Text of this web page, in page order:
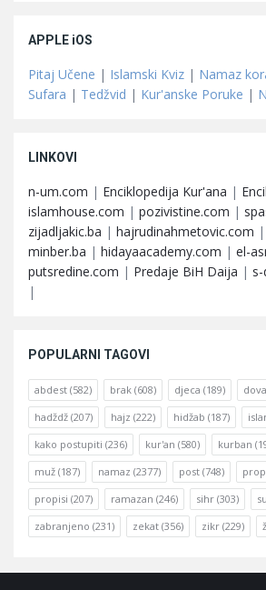
APPLE iOS
Pitaj Učene | Islamski Kviz | Namaz
Sufara | Tedžvid | Kur'anske Poruke |
LINKOVI
n-um.com | Enciklopedija Kur'ana |
islamhouse.com | pozivistine.com |
zijadljakic.ba | hajrudinahmetovic.com |
minber.ba | hidayaacademy.com | el-
putsredine.com | Predaje BiH Daija |
|
POPULARNI TAGOVI
abdest (582) brak (608) djeca (189) dova
hadždž (207) hajz (222) hidžab (187)
kako postupiti (236) kur'an (580) kurban
muž (187) namaz (2377) post (748)
propisi (207) ramazan (246) sihr (303)
zabranjeno (231) zekat (356) zikr (229)